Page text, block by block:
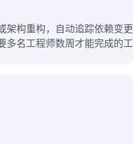
架构重构，自动追踪依赖变更
多名工程师数周才能完成的工